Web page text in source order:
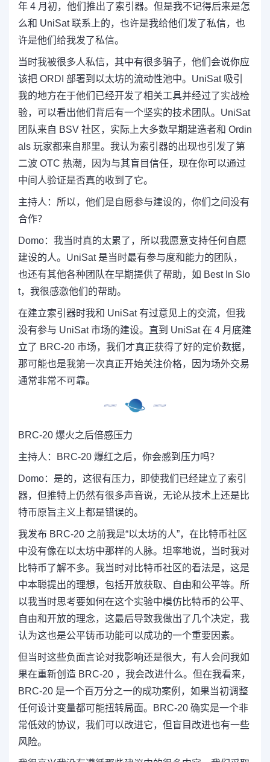
年 4 月初，他们推出了索引器。 但是我不记得后来是怎
么和 UniSat 联系上的，也许是我给他们发了私信，也
许是他们给我发了私信。
当时我被很多人私信，其中有很多骗子，他们会说你应
该把 ORDI 部署到以太坊的流动性池中。UniSat 吸引
我的地方在于他们已经开发了相关工具并经过了实战检
验，可以看出他们背后有一个坚实的技术团队。UniSat
团队来自 BSV 社区，实际上大多数早期建造者和 Ordin
als 玩家都来自那里。我认为索引器的出现也引发了第
二波 OTC 热潮，因为与其盲目信任，现在你可以通过
中间人验证是否真的收到了它。
主持人： 所以，他们是自愿参与建设的，你们之间没有
合作？
Domo： 我当时真的太累了，所以我愿意支持任何自愿
建设的人。 UniSat是当时最有参与度和能力的团队，
也还有其他各种团队在早期提供了帮助，如 Best In Slo
t，我很感激他们的帮助。
在建立索引器时我和 UniSat 有过意见上的交流，但我
没有参与 UniSat 市场的建设。直到 UniSat 在 4 月底建
立了 BRC-20 市场，我们才真正获得了好的定价数据，
那可能也是我第一次真正开始关注价格，因为场外交易
通常非常不可靠。
BRC-20 爆火之后倍感压力
主持人： BRC-20 爆红之后，你会感到压力吗？
Domo： 是的，这很有压力，即使我们已经建立了索引
器，但推特上仍然有很多声音说，无论从技术上还是比
特币原旨主义上都是错误的。
我发布 BRC-20 之前我是“以太坊的人”，在比特币社区
中没有像在以太坊中那样的人脉。坦率地说，当时我对
比特币了解不多。我当时对比特币社区的看法是，这是
中本聪提出的理想，包括开放获取、自由和公平等。所
以我当时思考要如何在这个实验中模仿比特币的公平、
自由和开放的理念，这最后导致我做出了几个决定，我
认为这也是公平铸币功能可以成功的一个重要因素。
但当时这些负面言论对我影响还是很大，有人会问我如
果在重新创造 BRC-20 ，我会改进什么。但在我看来，
BRC-20 是一个百万分之一的成功案例，如果当初调整
任何设计变量都可能扭转局面。
BRC-20 确实是一个非
常低效的协议，我们可以改进它，但盲目改进也有一些
风险。